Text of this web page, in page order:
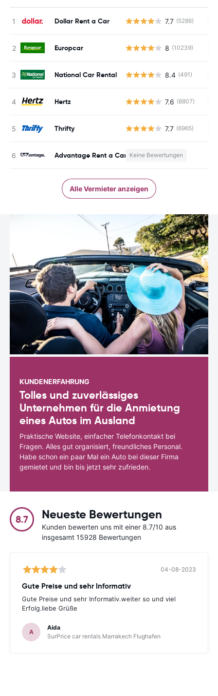
Dollar Rent a Car 7.7 (5286)
Europcar 8 (10239)
National Car Rental 8.4 (491)
Hertz 7.6 (8807)
Thrifty 7.7 (6965)
Advantage Rent a Car Keine Bewertungen
Alle Vermieter anzeigen
KUNDENERFAHRUNG
Tolles und zuverlässiges
Unternehmen für die Anmietung
eines Autos im Ausland
Praktische Website, einfacher Telefonkontakt bei
Fragen. Alles gut organisiert, freundliches Personal.
Habe schon ein paar Mal ein Auto bei dieser Firma
gemietet und bin bis jetzt sehr zufrieden.
8.7 Neueste Bewertungen
Kunden bewerten uns mit einer 8.7/10 aus
insgesamt 15928 Bewertungen
04-08-2023
Gute Preise und sehr Informativ
Gute Preise und sehr Informativ.weiter so und viel
Erfolg.liebe Grüße
A
Aida
SurPrice car rentals Marrakech Flughafen